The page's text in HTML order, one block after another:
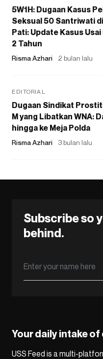
5W1H: Dugaan Kasus
Seksual 50 Santriwati
Pati: Update Kasus
2 Tahun
Risma Azhari 2 bulan lalu
EDITORIAL
Dugaan Sindikat
M yang Libatkan WNA:
hingga ke Meja Polda
Risma Azhari 3 bulan lalu
Subscribe so
behind.
Your daily intake
USS Feed is a multi-